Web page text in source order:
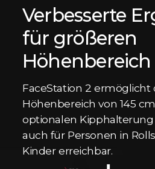
Verbesserte
für größeren
Höhenbereich
FaceStation 2
Höhenbereich von 145
optionalen Kipphalterung
auch für Personen in
Kinder erreichbar.